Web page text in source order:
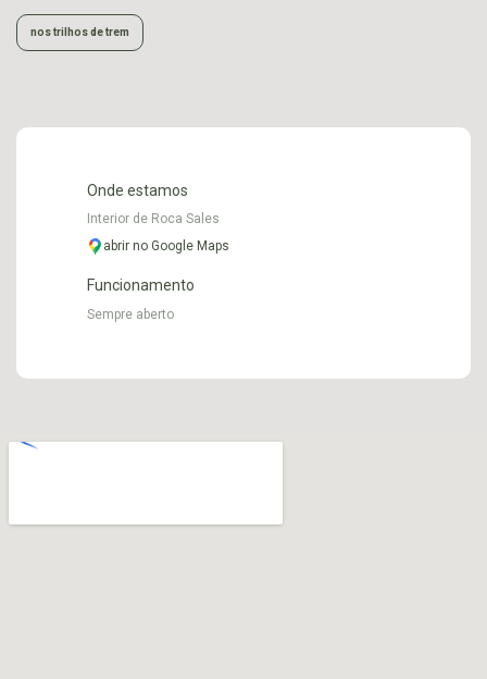
nos trilhos de trem
Onde estamos
Interior de Roca Sales
abrir no Google Maps
Funcionamento
Sempre aberto